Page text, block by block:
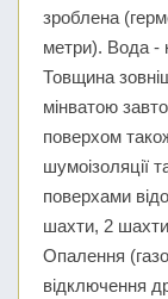
зроблена
метри). Вода -
Товщина
мінватою
поверхом
шумоізоляції
поверхами
шахти, 2
Опалення
відключення